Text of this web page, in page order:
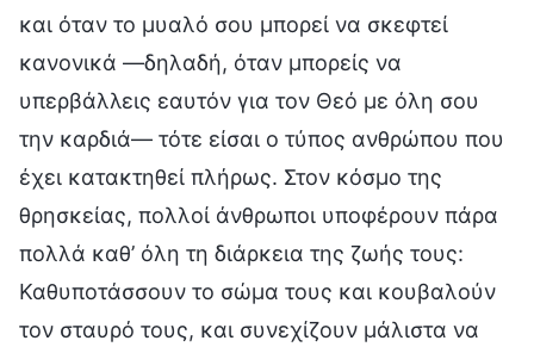
και όταν το μυαλό σου μπορεί να σκεφτεί
κανονικά —δηλαδή, όταν μπορείς να
υπερβάλλεις εαυτόν για τον Θεό με όλη σου
την καρδιά— τότε είσαι ο τύπος ανθρώπου που
έχει κατακτηθεί πλήρως. Στον κόσμο της
θρησκείας, πολλοί άνθρωποι υποφέρουν πάρα
πολλά καθ’ όλη τη διάρκεια της ζωής τους:
Καθυποτάσσουν το σώμα τους και κουβαλούν
τον σταυρό τους, και συνεχίζουν μάλιστα να